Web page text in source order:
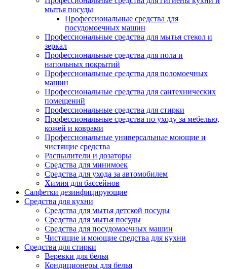
мытья посуды
Профессиональные средства для
посудомоечных машин
Профессиональные средства для мытья стекол и
зеркал
Профессиональные средства для пола и
напольных покрытий
Профессиональные средства для поломоечных
машин
Профессиональные средства для сантехнических
помещений
Профессиональные средства для стирки
Профессиональные средства по уходу за мебелью,
кожей и коврами
Профессиональные универсальные моющие и
чистящие средства
Распылители и дозаторы
Средства для минимоек
Средства для ухода за автомобилем
Химия для бассейнов
Салфетки дезинфицирующие
Средства для кухни
Средства для мытья детской посуды
Средства для мытья посуды
Средства для посудомоечных машин
Чистящие и моющие средства для кухни
Средства для стирки
Веревки для белья
Кондиционеры для белья